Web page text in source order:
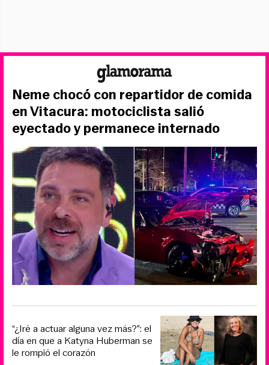
Neme chocó con repartidor de comida
en Vitacura: motociclista salió
eyectado y permanece internado
“¿Iré a actuar alguna vez más?”: el
día en que a Katyna Huberman se
le rompió el corazón